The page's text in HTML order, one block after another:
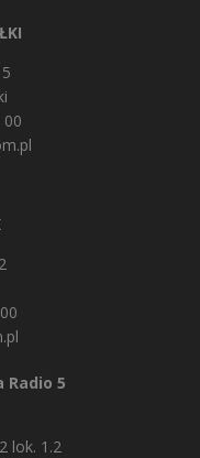
00
Radio 5
lok. 1.2